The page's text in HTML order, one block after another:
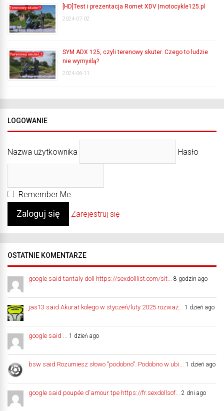
[HD]Test i prezentacja Romet XDV |motocykle125.pl
2024-07-02
SYM ADX 125, czyli terenowy skuter. Czego to ludzie
nie wymyślą?
2024-06-11
LOGOWANIE
Nazwa użytkownika Hasło
Remember Me
Zarejestruj się
OSTATNIE KOMENTARZE
google said tantaly doll https://sexdolllist.com/sit... 8 godzin ago
jas13 said Akurat kolego w styczeń/luty 2025 rozważ... 1 dzień ago
google said ... 1 dzień ago
bsw said Rozumiesz słowo "podobno". Podobno w ubi... 1 dzień ago
google said poupée d'amour tpe https://fr.sexdollsof... 2 dni ago